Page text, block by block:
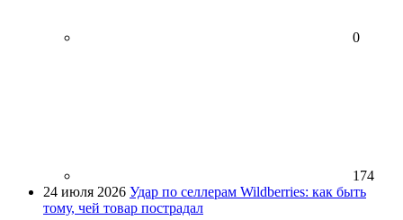
0
174
24 июля 2026 Удар по селлерам Wildberries: как быть
тому, чей товар пострадал